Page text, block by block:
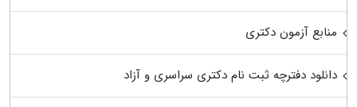
منابع آزمون دکتری
دانلود دفترچه ثبت نام دکتری سراسری و آزاد